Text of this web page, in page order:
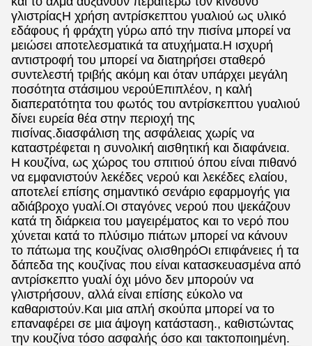
γλιστρίαςΗ χρήση αντρίσκεπτου γυαλιού ως υλικό
εδάφους ή φράχτη γύρω από την πισίνα μπορεί να
μειώσει αποτελεσματικά τα ατυχήματα.Η ισχυρή
αντιστροφή του μπορεί να διατηρήσει σταθερό
συντελεστή τριβής ακόμη και όταν υπάρχει μεγάλη
ποσότητα στάσιμου νερούΕπιπλέον, η καλή
διαπερατότητα του φωτός του αντρίσκεπτου γυαλιού
δίνει ευρεία θέα στην περιοχή της
πισίνας.διασφάλιση της ασφάλειας χωρίς να
καταστρέφεται η συνολική αισθητική και διαφάνεια.
Η κουζίνα, ως χώρος του σπιτιού όπου είναι πιθανό
να εμφανιστούν λεκέδες νερού και λεκέδες ελαίου,
αποτελεί επίσης σημαντικό σενάριο εφαρμογής για
αδιάβροχο γυαλί.Οι σταγόνες νερού που ψεκάζουν
κατά τη διάρκεια του μαγειρέματος και το νερό που
χύνεται κατά το πλύσιμο πιάτων μπορεί να κάνουν
το πάτωμα της κουζίνας ολισθηρόΟι επιφάνειες ή τα
δάπεδα της κουζίνας που είναι κατασκευασμένα από
αντρίσκεπτο γυαλί όχι μόνο δεν μπορούν να
γλιστρήσουν, αλλά είναι επίσης εύκολο να
καθαριστούν.Και μια απλή σκούπα μπορεί να το
επαναφέρει σε μια άψογη κατάσταση., καθιστώντας
την κουζίνα τόσο ασφαλής όσο και τακτοποιημένη.